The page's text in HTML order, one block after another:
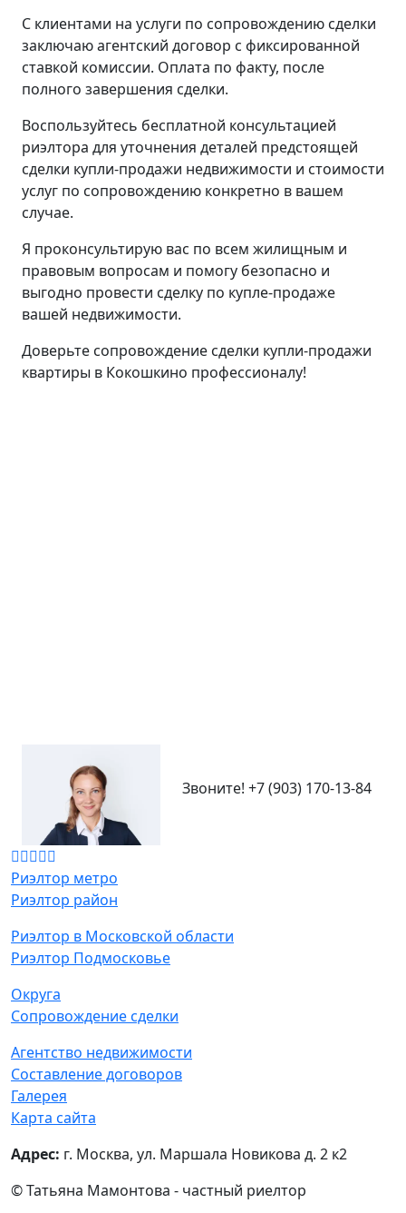
С клиентами на услуги по сопровождению сделки
заключаю агентский договор с фиксированной
ставкой комиссии. Оплата по факту, после
полного завершения сделки.
Воспользуйтесь бесплатной консультацией
риэлтора для уточнения деталей предстоящей
сделки купли-продажи недвижимости и стоимости
услуг по сопровождению конкретно в вашем
случае.
Я проконсультирую вас по всем жилищным и
правовым вопросам и помогу безопасно и
выгодно провести сделку по купле-продаже
вашей недвижимости.
Доверьте сопровождение сделки купли-продажи
квартиры в Кокошкино профессионалу!
Звоните! +7 (903) 170-13-84
Риэлтор метро
Риэлтор район
Риэлтор в Московской области
Риэлтор Подмосковье
Округа
Сопровождение сделки
Агентство недвижимости
Составление договоров
Галерея
Карта сайта
Адрес: г. Москва, ул. Маршала Новикова д. 2 к2
© Татьяна Мамонтова - частный риелтор